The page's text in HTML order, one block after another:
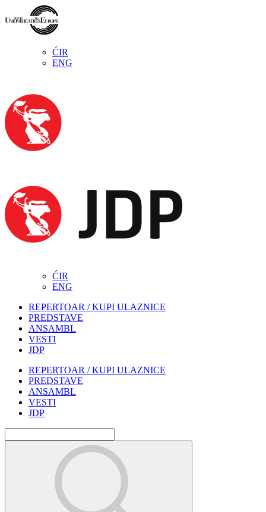
ĆIR
ENG
ĆIR
ENG
REPERTOAR / KUPI ULAZNICE
PREDSTAVE
ANSAMBL
VESTI
JDP
REPERTOAR / KUPI ULAZNICE
PREDSTAVE
ANSAMBL
VESTI
JDP